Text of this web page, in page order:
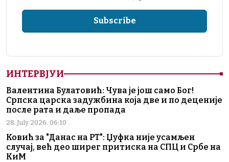
ИНТЕРВЈУИ
Валентина Булатовић: Чува је још само Бог!
Српска царска задужбина која две и по деценије
после рата и даље пропада
28. July 2026. 06:10
Ковић за "Данас на РТ": Џуфка није усамљен
случај, већ део ширег притиска на СПЦ и Србе на
КиМ